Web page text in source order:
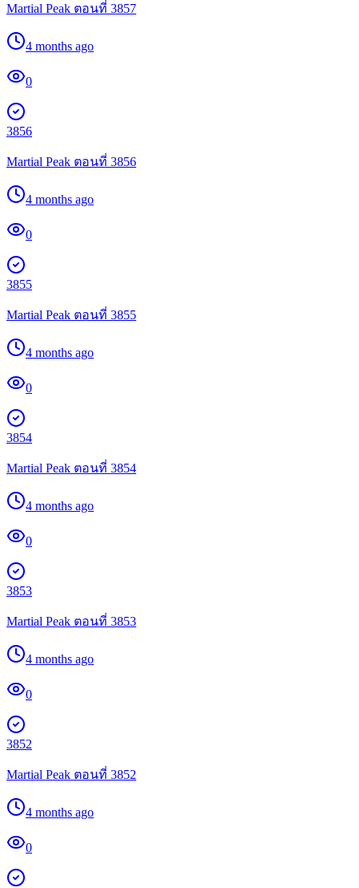
Martial Peak ตอนที่ 3857
4 months ago
0
3856
Martial Peak ตอนที่ 3856
4 months ago
0
3855
Martial Peak ตอนที่ 3855
4 months ago
0
3854
Martial Peak ตอนที่ 3854
4 months ago
0
3853
Martial Peak ตอนที่ 3853
4 months ago
0
3852
Martial Peak ตอนที่ 3852
4 months ago
0